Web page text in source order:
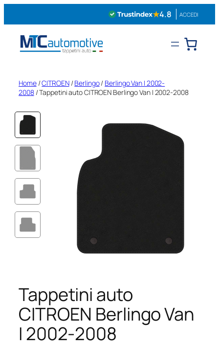
★4.8 ACCEDI
Home/CITROEN/Berlingo/ Berlingo Van I 2002-
2008/ Tappetini auto CITROEN Berlingo Van I 2002-2008
Tappetini auto
CITROEN Berlingo Van
I 2002-2008